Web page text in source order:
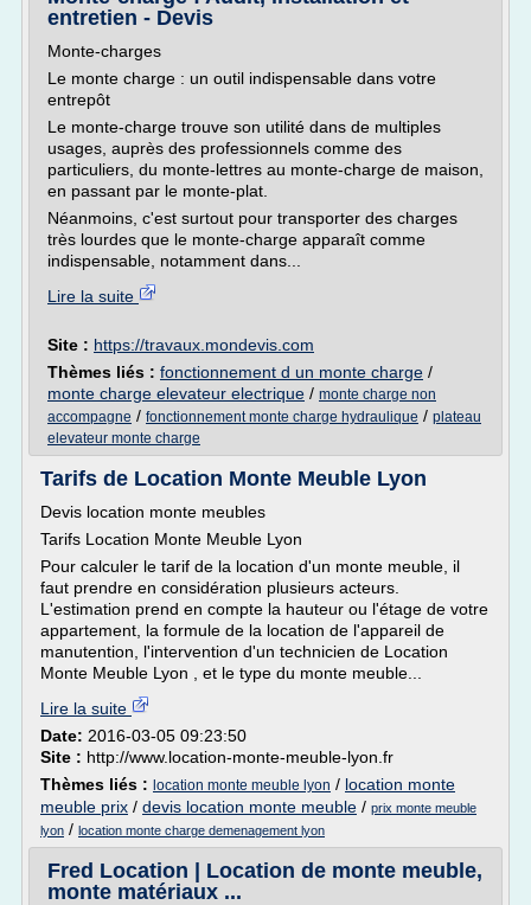
entretien - Devis
Monte-charges
Le monte charge : un outil indispensable dans votre
entrepôt
Le monte-charge trouve son utilité dans de multiples
usages, auprès des professionnels comme des
particuliers, du monte-lettres au monte-charge de maison,
en passant par le monte-plat.
Néanmoins, c'est surtout pour transporter des charges
très lourdes que le monte-charge apparaît comme
indispensable, notamment dans...
Lire la suite
Site : https://travaux.mondevis.com
Thèmes liés : fonctionnement d un monte charge /
monte charge elevateur electrique / monte charge non
accompagne / fonctionnement monte charge hydraulique / plateau
elevateur monte charge
Tarifs de Location Monte Meuble Lyon
Devis location monte meubles
Tarifs Location Monte Meuble Lyon
Pour calculer le tarif de la location d'un monte meuble, il
faut prendre en considération plusieurs acteurs.
L'estimation prend en compte la hauteur ou l'étage de votre
appartement, la formule de la location de l'appareil de
manutention, l'intervention d'un technicien de Location
Monte Meuble Lyon , et le type du monte meuble...
Lire la suite
Date: 2016-03-05 09:23:50
Site : http://www.location-monte-meuble-lyon.fr
Thèmes liés : location monte meuble lyon / location monte
meuble prix / devis location monte meuble / prix monte meuble
lyon / location monte charge demenagement lyon
Fred Location | Location de monte meuble,
monte matériaux ...